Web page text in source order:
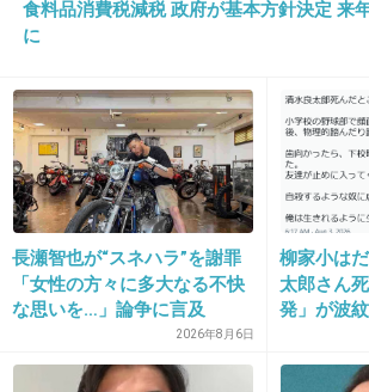
この程度はいいんじゃない
タレントに勝手に聖人幻想抱く
+915
25. 匿名2016/02/06(土) 14:01:45
清純ぶらずに裏街道系の役柄こ
ん
食料品消費税減税 政府が基本方針決定 来
に
長瀬智也が“スネハラ”を謝罪
「女性の方々に多大なる不快
な思いを…」論争に言及
2026年8月6日
柳家小は
太郎さん
発」が波紋